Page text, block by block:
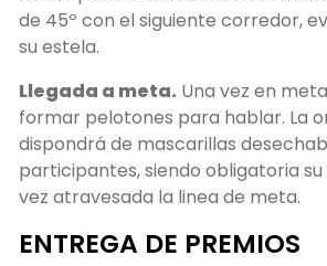
de 45º con el siguiente corredor,
su estela.
Llegada a meta. Una vez en
formar pelotones para hablar. La
dispondrá de mascarillas
participantes, siendo obligatoria su
vez atravesada la linea de meta.
ENTREGA DE PREMIOS